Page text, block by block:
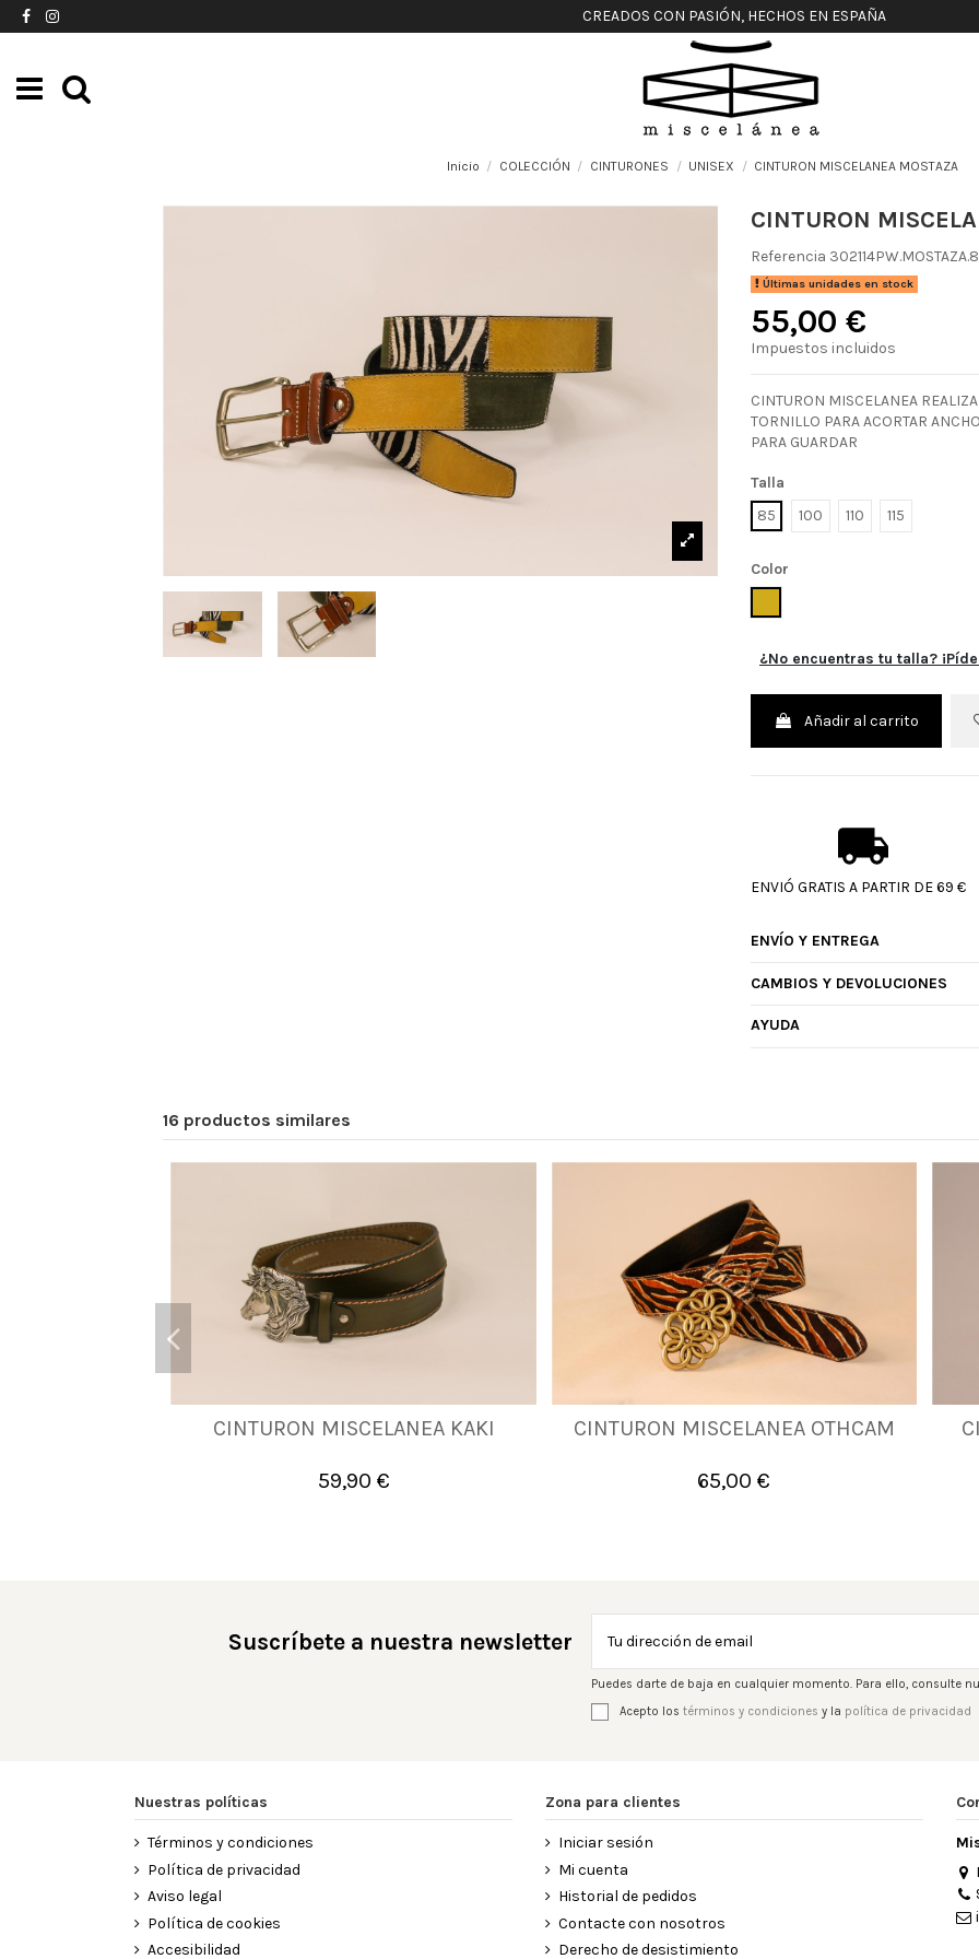
CREADOS CON PASIÓN, HECHOS EN ESPAÑA
Inicio COLECCIÓN CINTURONES UNISEX CINTURON MISCELANEA MOSTAZA
CINTURON
Referencia
Últimas unidades en stock
55,00 €
Impuestos incluidos
CINTURON MISCELANEA
TORNILLO PARA ACORTAR
PARA GUARDAR
Talla
85
100 110 115
Color
¿No encuentras tu talla?
Añadir al carrito
ENVIÓ GRATIS A PARTIR DE 69 €
ENVÍO Y ENTREGA
CAMBIOS Y DEVOLUCIONES
AYUDA
16 productos similares
CINTURON MISCELANEA KAKI
59,90 €
85 90 95 105 115
Añadir al carrito
CINTURON MISCELANEA OTHCAM
65,00 €
85 90 95 105 115
Añadir al carrito
Suscríbete a nuestra newsletter
Puedes darte de baja en cualquier momento. Para ello, consulte
Acepto los términos y condiciones y la política de privacidad
Nuestras políticas
Términos y condiciones
Política de privacidad
Aviso legal
Política de cookies
Accesibilidad
Zona para clientes
Iniciar sesión
Mi cuenta
Historial de pedidos
Contacte con nosotros
Derecho de desistimiento